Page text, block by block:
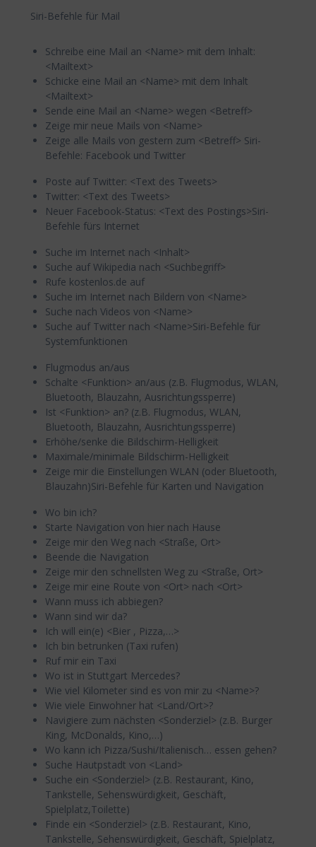
Siri-Befehle für Mail
Schreibe eine Mail an <Name> mit dem Inhalt:
<Mailtext>
Schicke eine Mail an <Name> mit dem Inhalt
<Mailtext>
Sende eine Mail an <Name> wegen <Betreff>
Zeige mir neue Mails von <Name>
Zeige alle Mails von gestern zum <Betreff> Siri-
Befehle: Facebook und Twitter
Poste auf Twitter: <Text des Tweets>
Twitter: <Text des Tweets>
Neuer Facebook-Status: <Text des Postings>Siri-
Befehle fürs Internet
Suche im Internet nach <Inhalt>
Suche auf Wikipedia nach <Suchbegriff>
Rufe kostenlos.de auf
Suche im Internet nach Bildern von <Name>
Suche nach Videos von <Name>
Suche auf Twitter nach <Name>Siri-Befehle für
Systemfunktionen
Flugmodus an/aus
Schalte <Funktion> an/aus (z.B. Flugmodus, WLAN,
Bluetooth, Blauzahn, Ausrichtungssperre)
Ist <Funktion> an? (z.B. Flugmodus, WLAN,
Bluetooth, Blauzahn, Ausrichtungssperre)
Erhöhe/senke die Bildschirm-Helligkeit
Maximale/minimale Bildschirm-Helligkeit
Zeige mir die Einstellungen WLAN (oder Bluetooth,
Blauzahn)Siri-Befehle für Karten und Navigation
Wo bin ich?
Starte Navigation von hier nach Hause
Zeige mir den Weg nach <Straße, Ort>
Beende die Navigation
Zeige mir den schnellsten Weg zu <Straße, Ort>
Zeige mir eine Route von <Ort> nach <Ort>
Wann muss ich abbiegen?
Wann sind wir da?
Ich will ein(e) <Bier , Pizza,…>
Ich bin betrunken (Taxi rufen)
Ruf mir ein Taxi
Wo ist in Stuttgart Mercedes?
Wie viel Kilometer sind es von mir zu <Name>?
Wie viele Einwohner hat <Land/Ort>?
Navigiere zum nächsten <Sonderziel> (z.B. Burger
King, McDonalds, Kino,…)
Wo kann ich Pizza/Sushi/Italienisch… essen gehen?
Suche Hautpstadt von <Land>
Suche ein <Sonderziel> (z.B. Restaurant, Kino,
Tankstelle, Sehenswürdigkeit, Geschäft,
Spielplatz,Toilette)
Finde ein <Sonderziel> (z.B. Restaurant, Kino,
Tankstelle, Sehenswürdigkeit, Geschäft, Spielplatz,